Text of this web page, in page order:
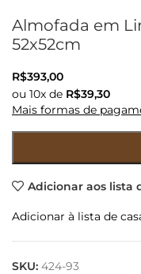
Almofada em
52x52cm
R$393,00
ou 10x de R$39,30
Mais formas de
Adicionar aos lista
Adicionar à lista de
SKU: 424-93